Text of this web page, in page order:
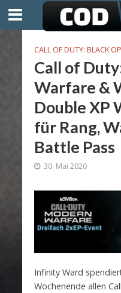
CALL OF DUTY: BLACK
Call of
Warfare &
Double XP
für Rang,
Battle Pass
30. Mai 2020
Infinity Ward
Wochenende allen